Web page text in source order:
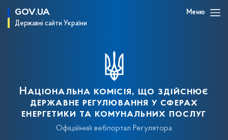
GOV.UA
Державні сайти України
Меню
Національна комісія, що здійснює
державне регулювання у сферах
енергетики та комунальних послуг
Офіційний вебпортал Регулятора